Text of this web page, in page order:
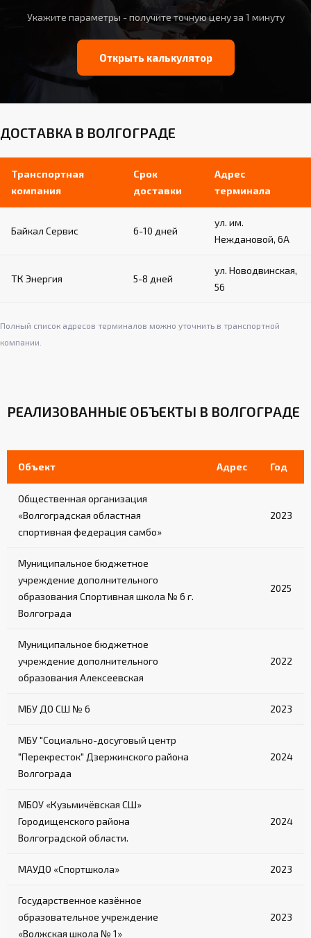
Укажите параметры - получите точную цену за 1 минуту
Открыть калькулятор
ДОСТАВКА В ВОЛГОГРАДЕ
Транспортная
компания
Срок
доставки
Адрес
терминала
Байкал Сервис 6-10 дней
ул. им.
Неждановой, 6А
ТК Энергия 5-8 дней
ул. Новодвинская,
56
Полный список адресов терминалов можно уточнить в транспортной
компании.
РЕАЛИЗОВАННЫЕ ОБЪЕКТЫ В ВОЛГОГРАДЕ
Объект Адрес Год
Общественная организация
«Волгоградская областная
спортивная федерация самбо»
2023
Муниципальное бюджетное
учреждение дополнительного
образования Спортивная школа № 6 г.
Волгограда
2025
Муниципальное бюджетное
учреждение дополнительного
образования Алексеевская
2022
МБУ ДО СШ № 6 2023
МБУ "Социально-досуговый центр
"Перекресток" Дзержинского района
Волгограда
2024
МБОУ «Кузьмичёвская СШ»
Городищенского района
Волгоградской области.
2024
МАУДО «Спортшкола» 2023
Государственное казённое
образовательное учреждение
«Волжская школа № 1»
2023